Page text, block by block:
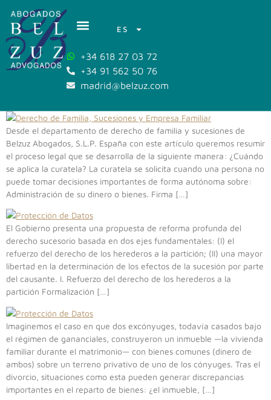
ES
+34 618 27 03 72
+34 91 562 50 76
madrid@belzuz.com
Desde el departamento de derecho de familia y sucesiones de
Belzuz Abogados, S.L.P. España con este artículo queremos resumir
el proceso legal que se desarrolla de la siguiente manera: ¿Cuándo
se aplica la curatela? La curatela se solicita cuando una persona no
puede tomar decisiones importantes de forma autónoma sobre:
Administración de su dinero o bienes. Firma […]
El Gobierno presenta una propuesta de reforma profunda del
derecho sucesorio basada en dos ejes fundamentales: (I) el
refuerzo del derecho de los herederos a la partición; (II) una mayor
libertad en la determinación de los efectos de la sucesión por parte
del causante. I. Refuerzo del derecho de los herederos a la
partición Formalización […]
Imaginemos el caso en que dos excónyuges, todavía casados bajo
el régimen de gananciales, construyeron un inmueble —la vivienda
familiar durante el matrimonio— con bienes comunes (dinero de
ambos) sobre un terreno privativo de uno de los cónyuges. Tras el
divorcio, situaciones como esta pueden generar discrepancias
importantes en el reparto de bienes: ¿el inmueble, […]